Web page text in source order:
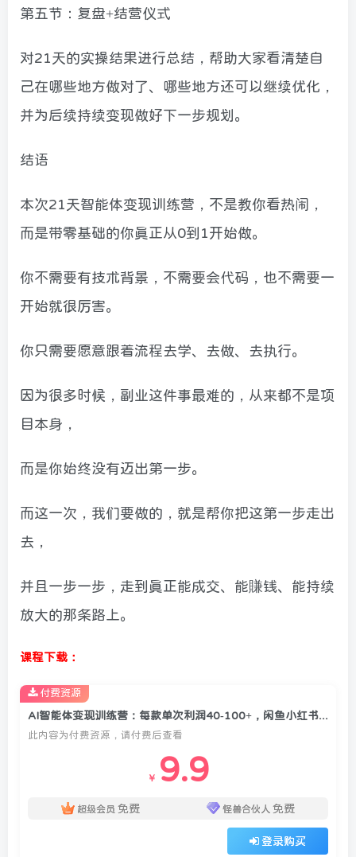
第五节：复盘+结营仪式
对21天的实操结果进行总结，帮助大家看清楚自
己在哪些地方做对了、哪些地方还可以继续优化，
并为后续持续变现做好下一步规划。
结语
本次21天智能体变现训练营，不是教你看热闹，
而是带零基础的你真正从0到1开始做。
你不需要有技术背景，不需要会代码，也不需要一
开始就很厉害。
你只需要愿意跟着流程去学、去做、去执行。
因为很多时候，副业这件事最难的，从来都不是项
目本身，
而是你始终没有迈出第一步。
而这一次，我们要做的，就是帮你把这第一步走出
去，
并且一步一步，走到真正能成交、能賺钱、能持续
放大的那条路上。
课程下载：
AI智能体变现训练营：每款单次利润40-100+，闲鱼小红书公众号多平台分发，月赚10000+
此内容为付费资源，请付费后查看
￥ 9.9
超级会员 免费 怪兽合伙人 免费
登录购买
付费资源